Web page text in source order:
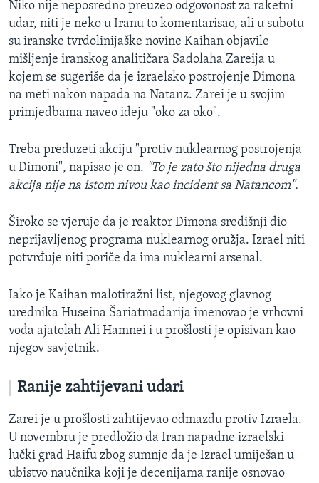
Niko nije neposredno preuzeo odgovonost za raketni
udar, niti je neko u Iranu to komentarisao, ali u subotu
su iranske tvrdolinijaške novine Kaihan objavile
mišljenje iranskog analitičara Sadolaha Zareija u
kojem se sugeriše da je izraelsko postrojenje Dimona
na meti nakon napada na Natanz. Zarei je u svojim
primjedbama naveo ideju "oko za oko".
Treba preduzeti akciju "protiv nuklearnog postrojenja
u Dimoni", napisao je on. "To je zato što nijedna druga
akcija nije na istom nivou kao incident sa Natancom".
Široko se vjeruje da je reaktor Dimona središnji dio
neprijavljenog programa nuklearnog oružja. Izrael niti
potvrđuje niti poriče da ima nuklearni arsenal.
Iako je Kaihan malotiražni list, njegovog glavnog
urednika Huseina Šariatmadarija imenovao je vrhovni
vođa ajatolah Ali Hamnei i u prošlosti je opisivan kao
njegov savjetnik.
Ranije zahtijevani udari
Zarei je u prošlosti zahtijevao odmazdu protiv Izraela.
U novembru je predložio da Iran napadne izraelski
lučki grad Haifu zbog sumnje da je Izrael umiješan u
ubistvo naučnika koji je decenijama ranije osnovao